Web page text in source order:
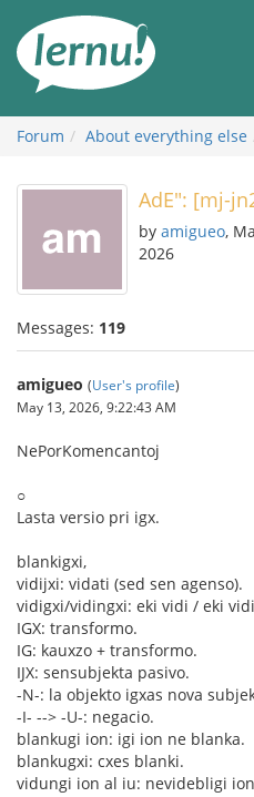
the
content
Forum About everything else
AdE": [mj-
by amigueo,
2026
Messages: 119
amigueo (User's profile)
May 13, 2026, 9:22:43 AM
NePorKomencantoj
○
Lasta versio pri igx.
blankigxi,
vidijxi: vidati (sed sen agenso).
vidigxi/vidingxi: eki vidi / eki
IGX: transformo.
IG: kauxzo + transformo.
IJX: sensubjekta pasivo.
-N-: la objekto igxas nova
-I- --> -U-: negacio.
blankugi ion: igi ion ne blanka.
blankugxi: cxes blanki.
vidungi ion al iu: nevidebligi